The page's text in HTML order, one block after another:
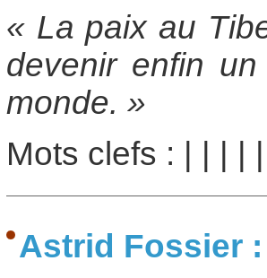
« La paix au
devenir enfin
monde. »
Mots clefs :
Astrid Fossier :